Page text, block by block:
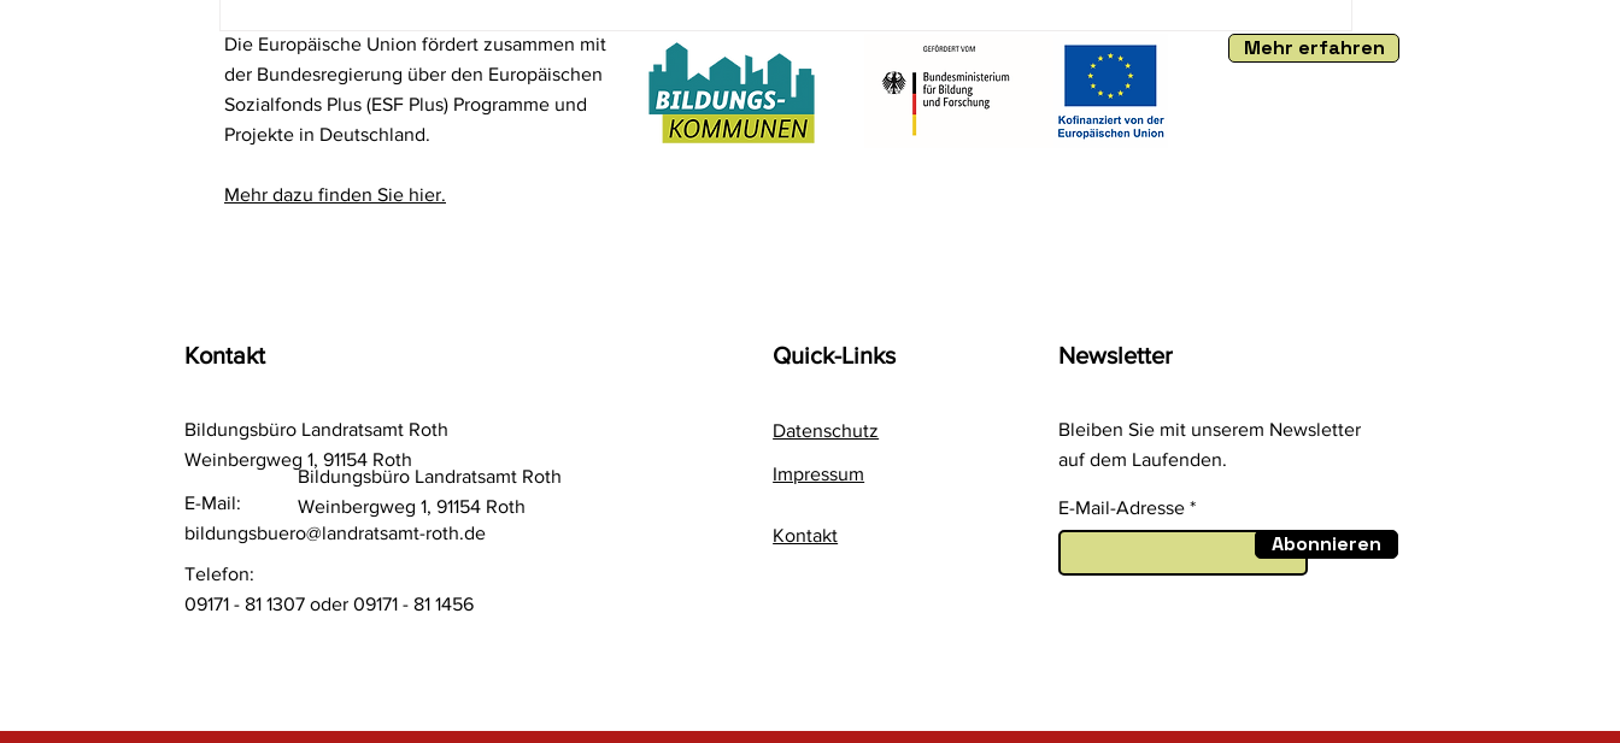
Zusammenhalt: Greding
lädt zum offenen Abend
auf den Marktplatz
Ehrenamt
Wahlcheck!
Die Europäische Union fördert zusammen mit
der Bundesregierung über den Europäischen
Sozialfonds Plus (ESF Plus) Programme und
Projekte in Deutschland.
Mehr dazu finden Sie hier.
Mehr erfahren
Kontakt
Bildungsbüro Landratsamt Roth
Weinbergweg 1, 91154 Roth
E-Mail:
bildungsbuero@landratsamt-roth.de
Bildungsbüro Landratsamt Roth
Weinbergweg 1, 91154 Roth
Telefon:
09171 - 81 1307 oder 09171 - 81 1456
Quick-Links
Datenschutz
Impressum
Kontakt
Newsletter
Bleiben Sie mit unserem Newsletter
auf dem Laufenden.
E-Mail-Adresse
Abonnieren